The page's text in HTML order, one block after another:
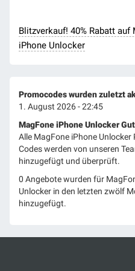
Blitzverkauf! 40% Rabatt auf
iPhone Unlocker
Promocodes wurden zuletzt
1. August 2026 - 22:45
MagFone iPhone Unlocker
Alle MagFone iPhone
Codes werden von unseren
hinzugefügt und überprüft.
0 Angebote wurden für
Unlocker in den letzten zwölf
hinzugefügt.